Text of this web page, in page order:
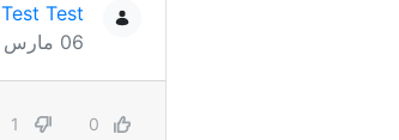
Test Test
06 مارس
0
1